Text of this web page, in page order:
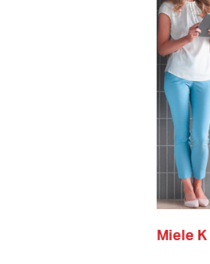
Miele